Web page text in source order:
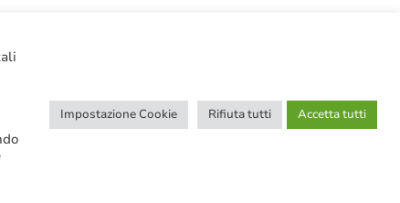
Impostazione Cookie Rifiuta tutti Accetta tutti